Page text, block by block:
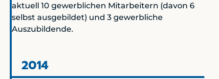
aktuell 10 gewerblichen Mitarbeitern (davon 6
selbst ausgebildet) und 3 gewerbliche
Auszubildende.
2014